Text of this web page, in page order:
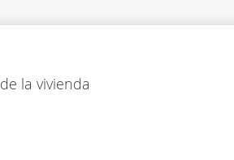
de la vivienda